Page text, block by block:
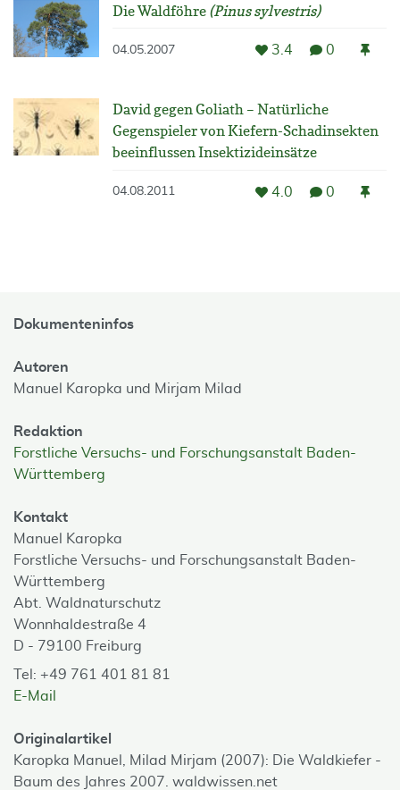
Die Waldföhre (Pinus sylvestris)
04.05.2007 3.4 0
David gegen Goliath – Natürliche
Gegenspieler von Kiefern-Schadinsekten
beeinflussen Insektizideinsätze
04.08.2011 4.0 0
Dokumenteninfos
Autoren
Manuel Karopka und Mirjam Milad
Redaktion
Forstliche Versuchs- und Forschungsanstalt Baden-
Württemberg
Kontakt
Manuel Karopka
Forstliche Versuchs- und Forschungsanstalt Baden-
Württemberg
Abt. Waldnaturschutz
Wonnhaldestraße 4
D - 79100 Freiburg
Tel: +49 761 401 81 81
E-Mail
Originalartikel
Karopka Manuel, Milad Mirjam (2007): Die Waldkiefer -
Baum des Jahres 2007. waldwissen.net